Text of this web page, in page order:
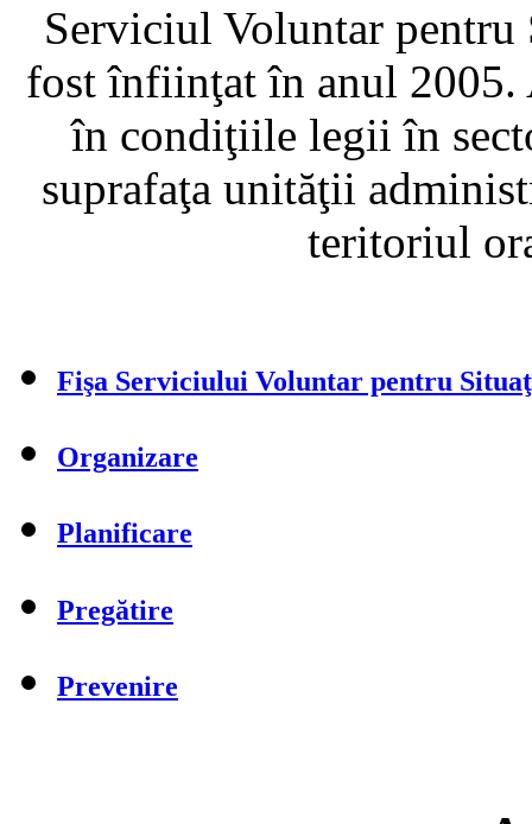
Serviciul Voluntar pentru
fost înfiinţat în anul 2005.
în condiţiile legii în
suprafaţa unităţii
teritoriul
Fişa Serviciului Voluntar pentru
Organizare
Planificare
Pregătire
Prevenire